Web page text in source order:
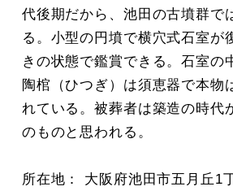
代後期だから、池田の古墳群で
る。小型の円墳で横穴式石室が
きの状態で鑑賞できる。石室の
陶棺（ひつぎ）は須恵器で本物
れている。被葬者は築造の時代
のものと思われる。
所在地： 大阪府池田市五月丘1